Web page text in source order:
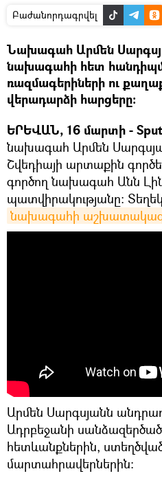
Բաժանորդագրվել
Նախագահ Արմեն
նախագահի հետ
ռազմագերիների ու
վերադարձի հարցերը։
ԵՐԵՎԱՆ, 16 մարտի -
նախագահ Արմեն
Շվեդիայի արտաքին
գործող նախագահ Անն
պատվիրակությանը:
նախագահի
Արմեն Սարգսյանն
Ադրբեջանի
հետևանքներին,
մարտահրավերներին: